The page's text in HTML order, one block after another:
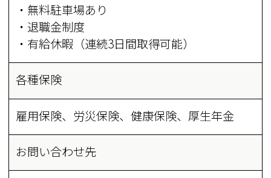
・無料駐車場あり
・退職金制度
・有給休暇（連続3日間取得可能）
各種保険
雇用保険、労災保険、健康保険、厚生年金
お問い合わせ先